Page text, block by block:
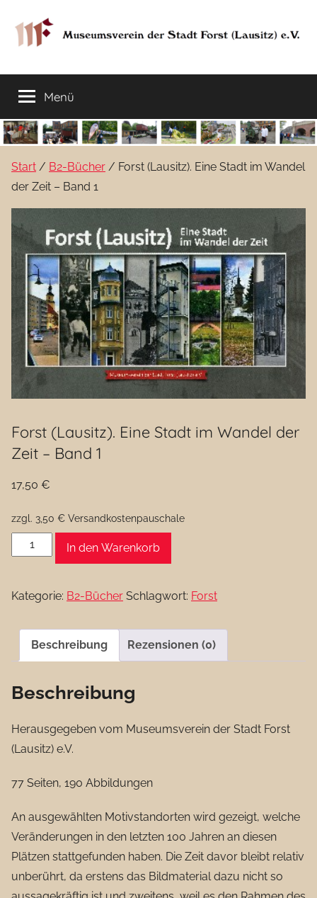
Inhalt
springen
Museumsverein
der
Stadt
Forst
(Lausitz)
e.V.
37
–
03149
Lausitz)
Menü
Start / B2-Bücher / Forst (Lausitz). Eine Stadt im Wandel
der Zeit – Band 1
Forst (Lausitz). Eine Stadt im Wandel der
Zeit – Band 1
17,50 €
zzgl. 3,50 € Versandkostenpauschale
Forst
Stadt
Wandel
der
-
In den Warenkorb
Kategorie: B2-Bücher Schlagwort: Forst
Beschreibung Rezensionen (0)
Beschreibung
Herausgegeben vom Museumsverein der Stadt Forst
(Lausitz) e.V.
77 Seiten, 190 Abbildungen
An ausgewählten Motivstandorten wird gezeigt, welche
Veränderungen in den letzten 100 Jahren an diesen
Plätzen stattgefunden haben. Die Zeit davor bleibt relativ
unberührt, da erstens das Bildmaterial dazu nicht so